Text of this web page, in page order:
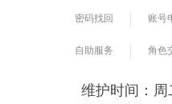
密码找回 账号
自助服务 角色
维护时间：